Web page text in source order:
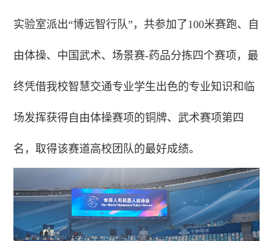
实验室派出“博远智行队”，共参加了100米赛跑、自
由体操、中国武术、场景赛-药品分拣四个赛项，最
终凭借我校智慧交通专业学生出色的专业知识和临
场发挥获得自由体操赛项的铜牌、武术赛项第四
名，取得该赛道高校团队的最好成绩。